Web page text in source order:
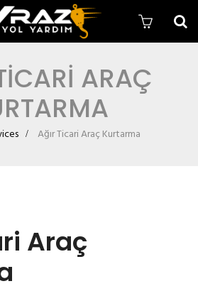
ARAÇ
Ağır Ticari Araç Kurtarma
Araç